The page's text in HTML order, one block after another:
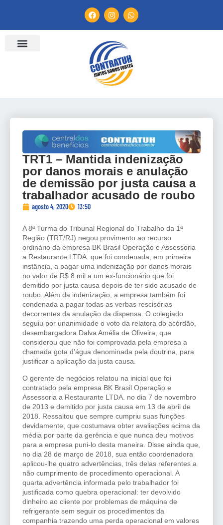
TRT1 – Mantida indenização
por danos morais e anulação
de demissão por justa causa a
trabalhador acusado de roubo
agosto 4, 2020 13:50
A 8ª Turma do Tribunal Regional do Trabalho da 1ª
Região (TRT/RJ) negou provimento ao recurso
ordinário da empresa BK Brasil Operação e Assessoria
a Restaurante LTDA. que foi condenada, em primeira
instância, a pagar uma indenização por danos morais
no valor de R$ 8 mil a um ex-funcionário que foi
demitido por justa causa depois de ter sido acusado de
roubo. Além da indenização, a empresa também foi
condenada a pagar todas as verbas rescisórias
decorrentes da anulação da dispensa. O colegiado
seguiu por unanimidade o voto da relatora do acórdão,
desembargadora Dalva Amélia de Oliveira, que
considerou que não foi comprovada pela empresa a
chamada gota d’água denominada pela doutrina, para
justificar a aplicação da justa causa.
O gerente de negócios relatou na inicial que foi
contratado pela empresa BK Brasil Operação e
Assessoria a Restaurante LTDA. no dia 7 de novembro
de 2013 e demitido por justa causa em 13 de abril de
2018. Ressaltou que sempre cumpriu suas funções
devidamente, que costumava obter avaliações acima da
média por parte da gerência e que nunca deu motivos
para a empresa puni-lo desta maneira. Disse ainda que,
no dia 28 de março de 2018, sua então coordenadora
aplicou-lhe quatro advertências, três delas referentes a
não cumprimento de procedimento operacional. A
quarta advertência informada pelo trabalhador foi
justificada como quebra operacional: ter devolvido
dinheiro ao cliente por problemas de máquina de
refrigerante sem seguir os procedimentos da
companhia trazendo uma perda operacional em valores